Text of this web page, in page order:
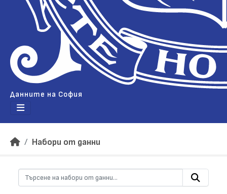
Данните на София
Набори от данни